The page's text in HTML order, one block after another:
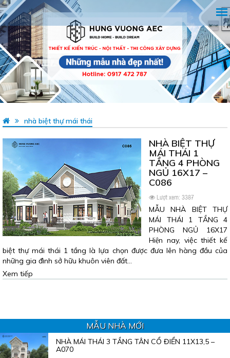
nhà biệt thự mái thái
NHÀ BIỆT THỰ
MÁI THÁI 1
TẦNG 4 PHÒNG
NGỦ 16X17 –
C086
Lượt xem: 3387
MẪU NHÀ BIỆT THỰ
MÁI THÁI 1 TẦNG 4
PHÒNG NGỦ 16X17
Hiện nay, việc thiết kế
biệt thự mái thái 1 tầng là lựa chọn được đưa lên hàng đầu của
những gia đình sở hữu khuôn viên đất…
Xem tiếp
MẪU NHÀ MỚI
NHÀ MÁI THÁI 3 TẦNG TÂN CỔ ĐIỂN 11X13,5 –
A070